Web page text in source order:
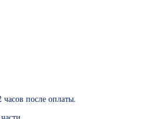
после оплаты.